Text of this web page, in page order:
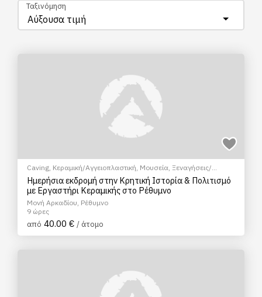
Αύξουσα τιμή
Ταξινόμηση
Caving, Κεραμική/Αγγειοπλαστική, Μουσεία, Ξεναγήσεις/
Αξιοθέατα
Πολιτιστικά - Πολιτισμικά Σεμινάρια & Μαθήματα
Ημερήσια εκδρομή στην Κρητική Ιστορία & Πολιτισμό
με Εργαστήρι Κεραμικής στο Ρέθυμνο
Μονή Αρκαδίου, Ρέθυμνο
9 ώρες
από 40.00 € / άτομο